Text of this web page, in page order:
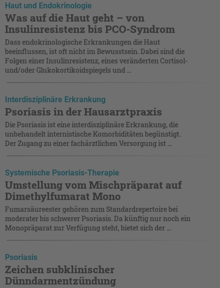
Haut und Endokrinologie
Was auf die Haut geht – von
Insulinresistenz bis PCO-Syndrom
Dass endokrinologische Erkrankungen die Haut
beeinflussen, ist oft nicht im Bewusstsein. Dabei sind die
Folgen einer Insulinresistenz, eines veränderten Cortisol-
und/oder Glukokortikoidspiegels und ...
Interdisziplinäre Erkrankung
Psoriasis in der Hausarztpraxis
Die Psoriasis ist eine interdisziplinäre Erkrankung, die
unbehandelt internistische Komorbiditäten begünstigt.
Der Zugang zu einer fachärztlichen Versorgung ist ...
Systemische Psoriasis-Therapie
Umstellung vom Mischpräparat auf
Dimethylfumarat Mono
Fumarsäureester gehören zum Standardrepertoire bei
moderater bis schwerer Psoriasis. Da künftig nur noch ein
Monopräparat zur Verfügung steht, bietet sich der ...
Psoriasis
Zeichen subklinischer
Dünndarmentzündung